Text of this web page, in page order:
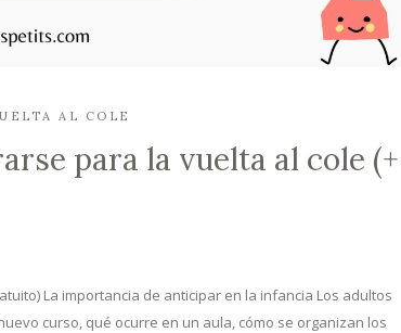
AL COLE
para la vuelta al cole (+
La importancia de anticipar en la infancia Los adultos
curso, qué ocurre en un aula, cómo se organizan los